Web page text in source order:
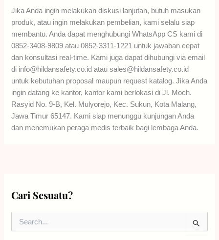
Jika Anda ingin melakukan diskusi lanjutan, butuh masukan
produk, atau ingin melakukan pembelian, kami selalu siap
membantu. Anda dapat menghubungi WhatsApp CS kami di
0852-3408-9809 atau 0852-3311-1221 untuk jawaban cepat
dan konsultasi real-time. Kami juga dapat dihubungi via email
di info@hildansafety.co.id atau sales@hildansafety.co.id
untuk kebutuhan proposal maupun request katalog. Jika Anda
ingin datang ke kantor, kantor kami berlokasi di Jl. Moch.
Rasyid No. 9-B, Kel. Mulyorejo, Kec. Sukun, Kota Malang,
Jawa Timur 65147. Kami siap menunggu kunjungan Anda
dan menemukan peraga medis terbaik bagi lembaga Anda.
Cari Sesuatu?
e